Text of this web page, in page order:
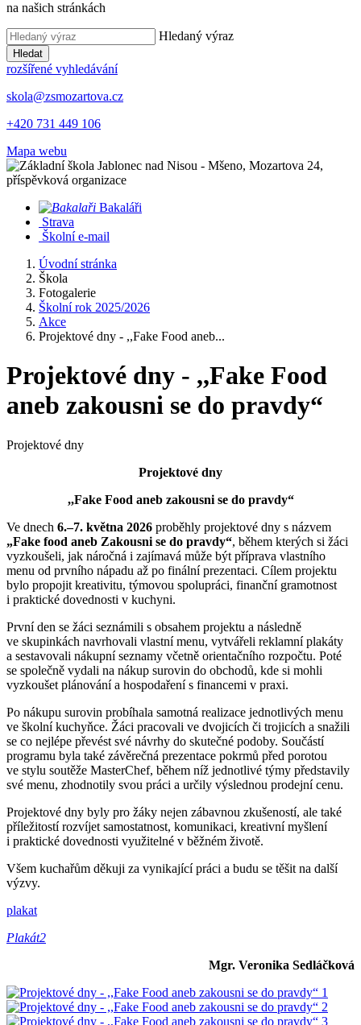
na našich stránkách
Hledaný výraz
Hledat
rozšířené vyhledávání
skola@zsmozartova.cz
+420 731 449 106
Mapa webu
Bakaláři
Strava
Školní e-mail
Úvodní stránka
Škola
Fotogalerie
Školní rok 2025/2026
Akce
Projektové dny - ,,Fake Food aneb...
Projektové dny - ,,Fake Food
aneb zakousni se do pravdy“
Projektové dny
Projektové dny
,,Fake Food aneb zakousni se do pravdy“
Ve dnech 6.–7. května 2026 proběhly projektové dny s názvem
„Fake food aneb Zakousni se do pravdy“, během kterých si žáci
vyzkoušeli, jak náročná i zajímavá může být příprava vlastního
menu od prvního nápadu až po finální prezentaci. Cílem projektu
bylo propojit kreativitu, týmovou spolupráci, finanční gramotnost
i praktické dovednosti v kuchyni.
První den se žáci seznámili s obsahem projektu a následně
ve skupinkách navrhovali vlastní menu, vytvářeli reklamní plakáty
a sestavovali nákupní seznamy včetně orientačního rozpočtu. Poté
se společně vydali na nákup surovin do obchodů, kde si mohli
vyzkoušet plánování a hospodaření s financemi v praxi.
Po nákupu surovin probíhala samotná realizace jednotlivých menu
ve školní kuchyňce. Žáci pracovali ve dvojicích či trojicích a snažili
se co nejlépe převést své návrhy do skutečné podoby. Součástí
programu byla také závěrečná prezentace pokrmů před porotou
ve stylu soutěže MasterChef, během níž jednotlivé týmy představily
své menu, zhodnotily svou práci a určily výslednou prodejní cenu.
Projektové dny byly pro žáky nejen zábavnou zkušeností, ale také
příležitostí rozvíjet samostatnost, komunikaci, kreativní myšlení
i praktické dovednosti využitelné v běžném životě.
Všem kuchařům děkuji za vynikající práci a budu se těšit na další
výzvy.
plakat
Plakát2
Mgr. Veronika Sedláčková